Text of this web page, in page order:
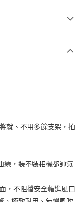
就、不用多餘支架，拍
線，裝不裝相機都帥氣
，不阻擋安全帽進風口